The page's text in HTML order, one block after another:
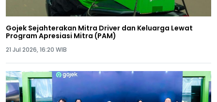
Gojek Sejahterakan Mitra Driver dan Keluarga Lewat
Program Apresiasi Mitra (PAM)
21 Jul 2026, 16:20 WIB